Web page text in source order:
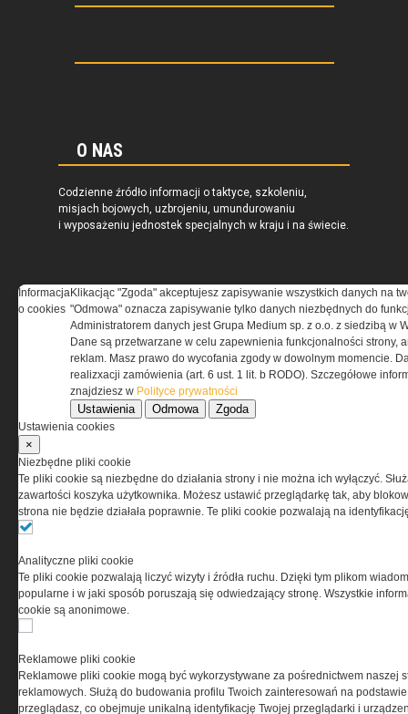
O NAS
Codzienne źródło informacji o taktyce, szkoleniu,
misjach bojowych, uzbrojeniu, umundurowaniu
i wyposażeniu jednostek specjalnych w kraju i na świecie.
REGULAMIN
Regulamin określa zasady korzystania z portalu
www.special-ops.pl
Korzystanie z portalu jest równoznaczne
przez Grupa MEDIUM Spółka z ograniczoną
odpowiedzialnością Spółka komandytowa, nr KRS:
0000537655, NIP 1132860378, REGON 146393437
(zwana dalej Grupa MEDIUM) w postaci Regulaminu.
Ta witryna wykorzystuje pliki cookies do przechowywania
informacji na Twoim komputerze. Pliki cookies stosujemy
Informacja
o cookies
Klikacjąc "Zgoda" akceptujesz zapisywanie wszystkich danych na
"Odmowa" oznacza zapisywanie tylko danych niezbędnych do
Administratorem danych jest Grupa Medium sp. z o.o. z siedzibą w
Dane są przetwarzane w celu zapewnienia funkcjonalności strony,
reklam. Masz prawo do wycofania zgody w dowolnym momencie.
realizxacji zamówienia (art. 6 ust. 1 lit. b RODO). Szczegółowe
znajdziesz w Polityce prywatności
Ustawienia Odmowa Zgoda
Ustawienia cookies
×
Niezbędne pliki cookie
Te pliki cookie są niezbędne do działania strony i nie można ich wyłączyć.
zawartości koszyka użytkownika. Możesz ustawić przeglądarkę tak, aby
strona nie będzie działała poprawnie. Te pliki cookie pozwalają na
Analityczne pliki cookie
Te pliki cookie pozwalają liczyć wizyty i źródła ruchu. Dzięki tym plikom
popularne i w jaki sposób poruszają się odwiedzający stronę. Wszystkie
cookie są anonimowe.
Reklamowe pliki cookie
Reklamowe pliki cookie mogą być wykorzystywane za pośrednictwem naszej
reklamowych. Służą do budowania profilu Twoich zainteresowań na
przeglądasz, co obejmuje unikalną identyfikację Twojej przeglądarki i